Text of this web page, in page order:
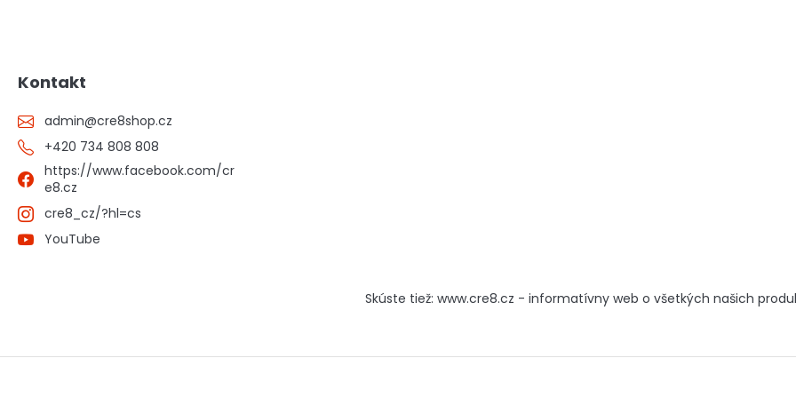
Kontakt
admin@cre8shop.cz
+420 734 808 808
https://www.facebook.com/cr
e8.cz
cre8_cz/?hl=cs
YouTube
Skúste tiež: www.cre8.cz - informatívny web o všetkých našich